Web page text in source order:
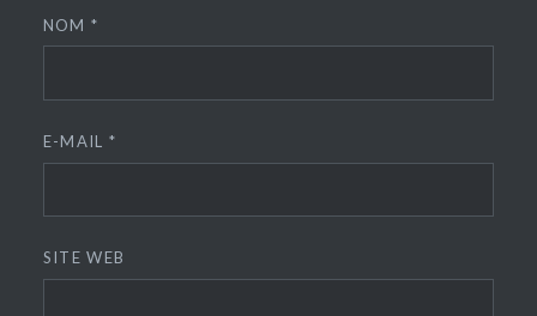
NOM*
E-MAIL *
SITE WEB